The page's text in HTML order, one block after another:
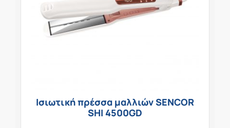
Ισιωτική πρέσσα μαλλιών SENCOR
SHI 4500GD